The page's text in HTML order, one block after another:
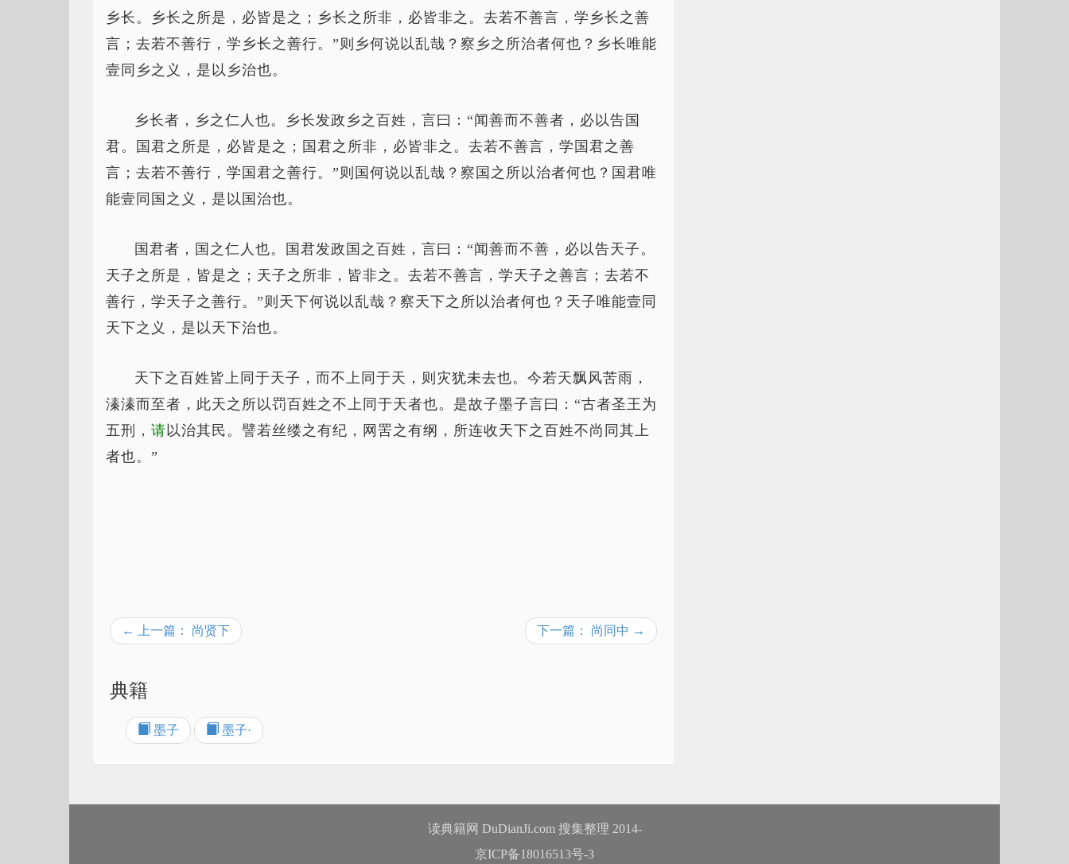
乡长。乡长之所是，必皆是之；乡长之所非，必皆非之。去若不善言，学乡长之善
言；去若不善行，学乡长之善行。”则乡何说以乱哉？察乡之所治者何也？乡长唯能
壹同乡之义，是以乡治也。
乡长者，乡之仁人也。乡长发政乡之百姓，言曰：“闻善而不善者，必以告国
君。国君之所是，必皆是之；国君之所非，必皆非之。去若不善言，学国君之善
言；去若不善行，学国君之善行。”则国何说以乱哉？察国之所以治者何也？国君唯
能壹同国之义，是以国治也。
国君者，国之仁人也。国君发政国之百姓，言曰：“闻善而不善，必以告天子。
天子之所是，皆是之；天子之所非，皆非之。去若不善言，学天子之善言；去若不
善行，学天子之善行。”则天下何说以乱哉？察天下之所以治者何也？天子唯能壹同
天下之义，是以天下治也。
天下之百姓皆上同于天子，而不上同于天，则灾犹未去也。今若天飘风苦雨，
溱溱而至者，此天之所以罚百姓之不上同于天者也。是故子墨子言曰：“古者圣王为
五刑， 请 以治其民。譬若丝缕之有纪，网罟之有纲，所连收天下之百姓不尚同其上
者也。”
← 上一篇： 尚贤下 下一篇： 尚同中 →
典籍
墨子 墨子·
读典籍网 DuDianJi.com 搜集整理 2014-
京ICP备18016513号-3